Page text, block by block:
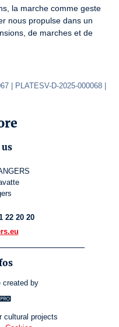
la marche comme geste
nous propulse dans un
de marches et de
| PLATESV-D-2025-000068 |
22 20 20
created by
cultural projects